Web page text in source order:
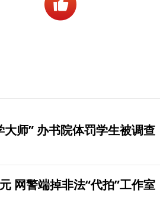
师” 办书院体罚学生被调查
网警端掉非法“代拍”工作室